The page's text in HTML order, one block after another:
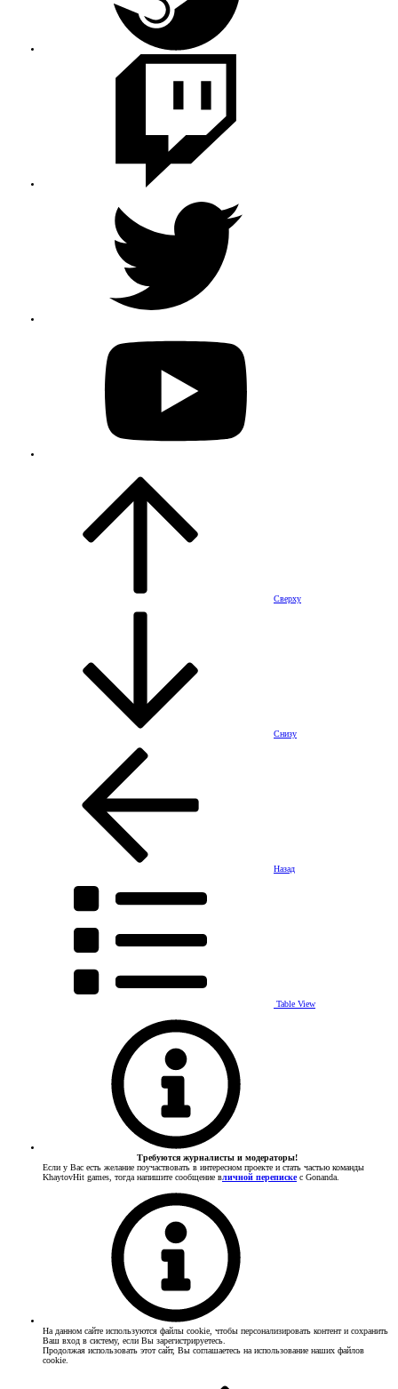
Сверху
Снизу
Назад
Table View
Требуются журналисты и модераторы!
Если у Вас есть желание поучаствовать в интересном проекте и стать частью команды
KhaytovHit games, тогда напишите сообщение вличной перепискес Gonanda.
На данном сайте используются файлы cookie, чтобы персонализировать контент и сохранить
Ваш вход в систему, если Вы зарегистрируетесь.
Продолжая использовать этот сайт, Вы соглашаетесь на использование наших файлов
cookie.